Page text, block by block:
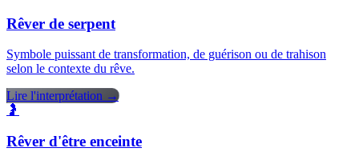
Rêver de serpent
Symbole puissant de transformation, de guérison ou de trahison
selon le contexte du rêve.
Lire l'interprétation →
🤰
Rêver d'être enceinte